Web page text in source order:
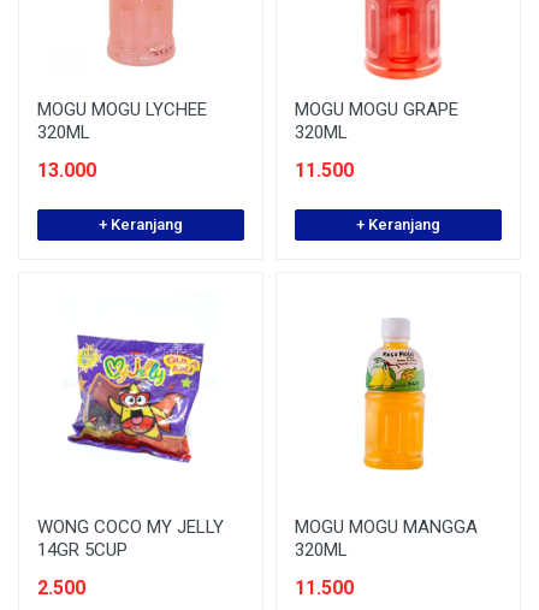
MOGU MOGU LYCHEE
320ML
13.000
+ Keranjang
MOGU MOGU GRAPE
320ML
11.500
+ Keranjang
WONG COCO MY JELLY
14GR 5CUP
2.500
MOGU MOGU MANGGA
320ML
11.500